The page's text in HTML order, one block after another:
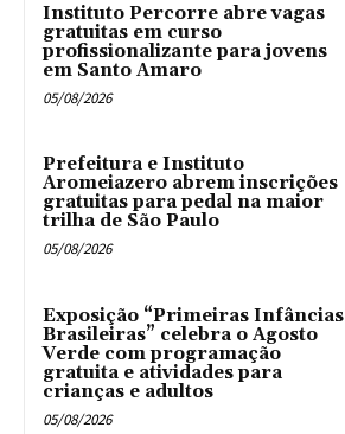
Instituto Percorre abre vagas
gratuitas em curso
profissionalizante para jovens
em Santo Amaro
05/08/2026
Prefeitura e Instituto
Aromeiazero abrem inscrições
gratuitas para pedal na maior
trilha de São Paulo
05/08/2026
Exposição “Primeiras Infâncias
Brasileiras” celebra o Agosto
Verde com programação
gratuita e atividades para
crianças e adultos
05/08/2026